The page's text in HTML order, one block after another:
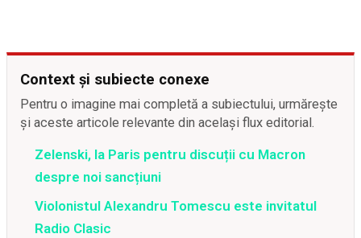
Context și subiecte conexe
Pentru o imagine mai completă a subiectului, urmărește
și aceste articole relevante din același flux editorial.
Zelenski, la Paris pentru discuții cu Macron
despre noi sancțiuni
Violonistul Alexandru Tomescu este invitatul
Radio Clasic